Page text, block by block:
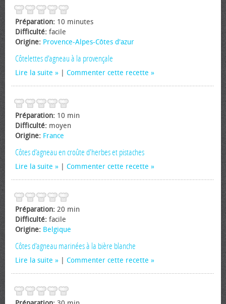
Préparation: 10 minutes
Difficulté: facile
Origine: Provence-Alpes-Côtes d'azur
Côtelettes d'agneau à la provençale
Lire la suite Commenter cette recette
Préparation: 10 min
Difficulté: moyen
Origine: France
Côtes d'agneau en croûte d'herbes et pistaches
Lire la suite Commenter cette recette
Préparation: 20 min
Difficulté: facile
Origine: Belgique
Côtes d'agneau marinées à la bière blanche
Lire la suite Commenter cette recette